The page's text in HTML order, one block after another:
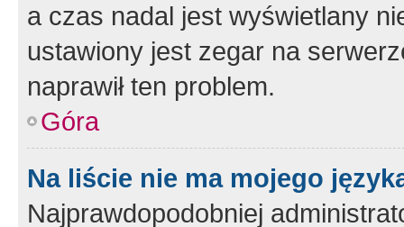
a czas nadal jest wyświetlany
ustawiony jest zegar na
naprawił ten problem.
Góra
Na liście nie ma mojego
Najprawdopodobniej